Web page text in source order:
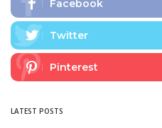
Facebook
Twitter
Pinterest
LATEST POSTS